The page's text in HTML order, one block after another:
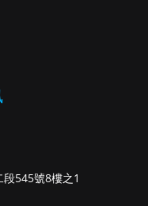
545號8樓之1